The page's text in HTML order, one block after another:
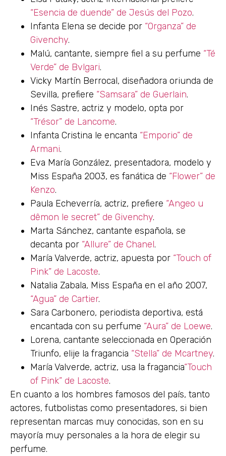
“Esencia de duende” de Jesús del Pozo.
Infanta Elena se decide por “Organza” de
Givenchy.
Malú, cantante, siempre fiel a su perfume “Té
Verde” de Bvlgari.
Vicky Martín Berrocal, diseñadora oriunda de
Sevilla, prefiere “Samsara” de Guerlain.
Inés Sastre, actriz y modelo, opta por
“Trésor” de Lancome.
Infanta Cristina le encanta “Emporio” de
Armani.
Eva María González, presentadora, modelo y
Miss España 2003, es fanática de “Flower” de
Kenzo.
Paula Echeverría, actriz, prefiere “Angeo u
dêmon le secret” de Givenchy.
Marta Sánchez, cantante española, se
decanta por “Allure” de Chanel.
María Valverde, actriz, apuesta por “Touch of
Pink” de Lacoste.
Natalia Zabala, Miss España en el año 2007,
“Agua” de Cartier.
Sara Carbonero, periodista deportiva, está
encantada con su perfume “Aura” de Loewe.
Lorena, cantante seleccionada en Operación
Triunfo, elije la fragancia “Stella” de Mcartney.
María Valverde, actriz, usa la fragancia“Touch
of Pink” de Lacoste.
En cuanto a los hombres famosos del país, tanto
actores, futbolistas como presentadores, si bien
representan marcas muy conocidas, son en su
mayoría muy personales a la hora de elegir su
perfume.